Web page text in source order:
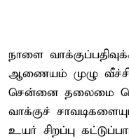
நாளை
ஆணையம் முழு
சென்னை தலைமை
வாக்குச்
உயர் சிறப்பு